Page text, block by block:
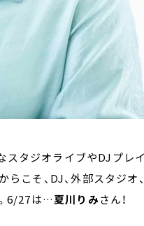
タジオライブやDJプレ
こそ、DJ、外部スタジ
6/27は…夏川りみさん！